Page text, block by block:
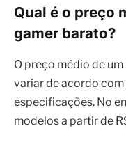
Qual é o preço
gamer barato?
O preço médio de
variar de acordo com
especificações. No
modelos a partir de